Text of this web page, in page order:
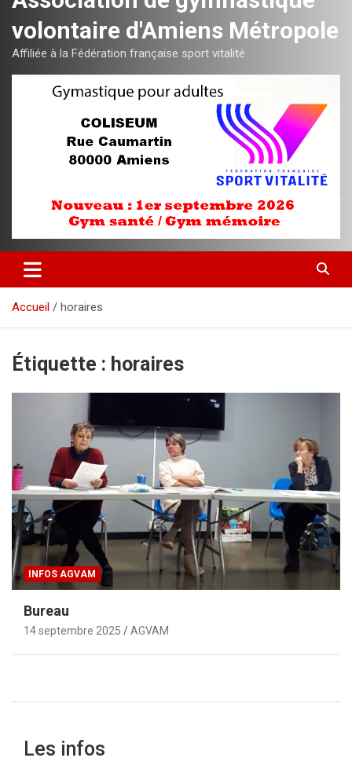
volontaire d'Amiens Métropole
Affiliée à la Fédération française sport vitalité
Accueil horaires
Étiquette : horaires
INFOS AGVAM
Bureau
14 septembre 2025 AGVAM
Les infos